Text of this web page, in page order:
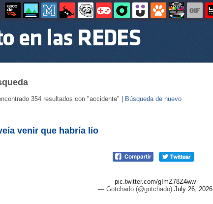
354 resultados con "accidente" | Búsqueda de nuevo
venir que habría lío
pic.twitter.com/gImZ78Z4ww
— Gotchado (@gotchado) July 26, 2026